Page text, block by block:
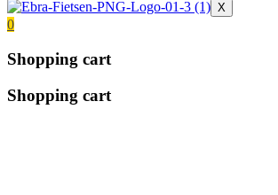
X
0
Shopping cart
Shopping cart